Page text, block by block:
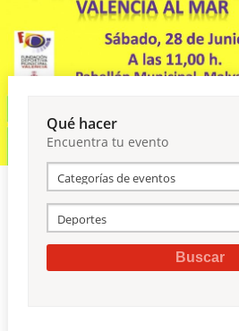
Comunicación
Valencia en deporte
Reservas
Qué hacer
Encuentra tu evento